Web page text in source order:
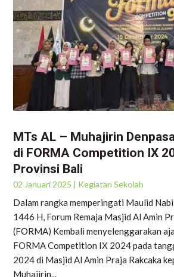
MTs AL – Muhajirin
di FORMA Competition IX
Provinsi Bali
02 Januari 2025 | Kegiatan Sekolah
Dalam rangka memperingati Maulid
1446 H, Forum Remaja Masjid Al Amin
(FORMA) Kembali menyelenggarakan
FORMA Competition IX 2024 pada
2024 di Masjid Al Amin Praja Rakcaka
Muhajirin...